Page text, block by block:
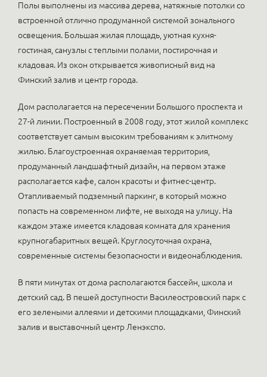
Полы выполнены из массива дерева, натяжные потолки со
встроенной отлично продуманной системой зонального
освещения. Большая жилая площадь, уютная кухня-
гостиная, санузлы с теплыми полами, постирочная и
кладовая. Из окон открывается живописный вид на
Финский залив и центр города.
Дом располагается на пересечении Большого проспекта и
27-й линии. Построенный в 2008 году, этот жилой комплекс
соответствует самым высоким требованиям к элитному
жилью. Благоустроенная охраняемая территория,
продуманный ландшафтный дизайн, на первом этаже
располагается кафе, салон красоты и фитнес-центр.
Отапливаемый подземный паркинг, в который можно
попасть на современном лифте, не выходя на улицу. На
каждом этаже имеется кладовая комната для хранения
крупногабаритных вещей. Круглосуточная охрана,
современные системы безопасности и видеонаблюдения.
В пяти минутах от дома располагаются бассейн, школа и
детский сад. В пешей доступности Василеостровский парк с
его зелеными аллеями и детскими площадками, Финский
залив и выставочный центр Ленэкспо.